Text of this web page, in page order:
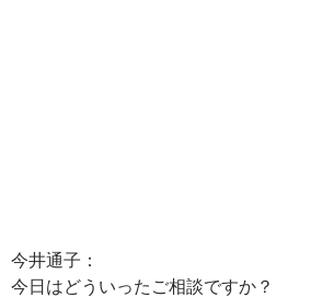
今井通子：
今日はどういったご相談ですか？